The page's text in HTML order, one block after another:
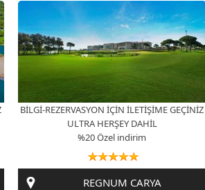
BİLGİ-REZERVASYON İÇİN İLETİŞİME GEÇİNİZ
ULTRA HERŞEY DAHİL
%20 Özel indirim
REGNUM CARYA